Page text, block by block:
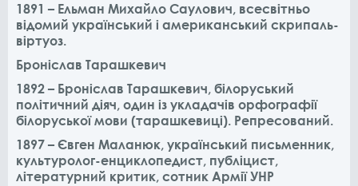
1891 – Ельман Михайло Саулович, всесвітньо
відомий український і американський скрипаль-
віртуоз.
Броніслав Тарашкевич
1892 – Броніслав Тарашкевич, білоруський
політичний діяч, один із укладачів орфографії
білоруської мови (тарашкевиці). Репресований.
1897 – Євген Маланюк, український письменник,
культуролог-енциклопедист, публіцист,
літературний критик, сотник Армії УНР